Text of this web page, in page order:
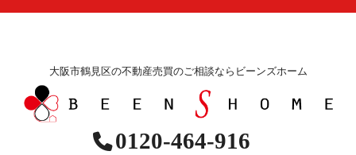
大阪市鶴見区の不動産売買のご相談ならビーンズホーム
0120-464-916